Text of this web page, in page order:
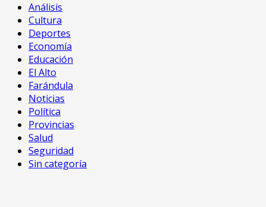
Análisis
Cultura
Deportes
Economía
Educación
El Alto
Farándula
Noticias
Política
Provincias
Salud
Seguridad
Sin categoría